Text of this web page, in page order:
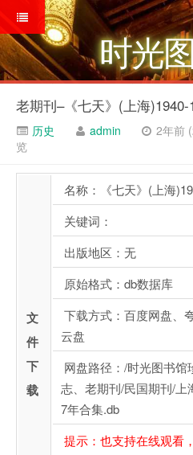
时光
老期刊–《七天》(上海
历史 admin 2年前
览
文
件
下
载
名称：《七天》(上海
关键词：
出版地区：无
原始格式：db数据库
下载方式：百度网盘、
云盘
网盘路径：/时光图书
志、老期刊/民国期刊/上
7年合集.db
提示：也支持在线观看